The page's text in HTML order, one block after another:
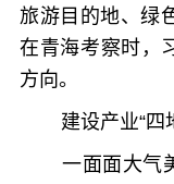
旅游目的地、绿
在青海考察时，
方向。
建设产业“四
一面面大气